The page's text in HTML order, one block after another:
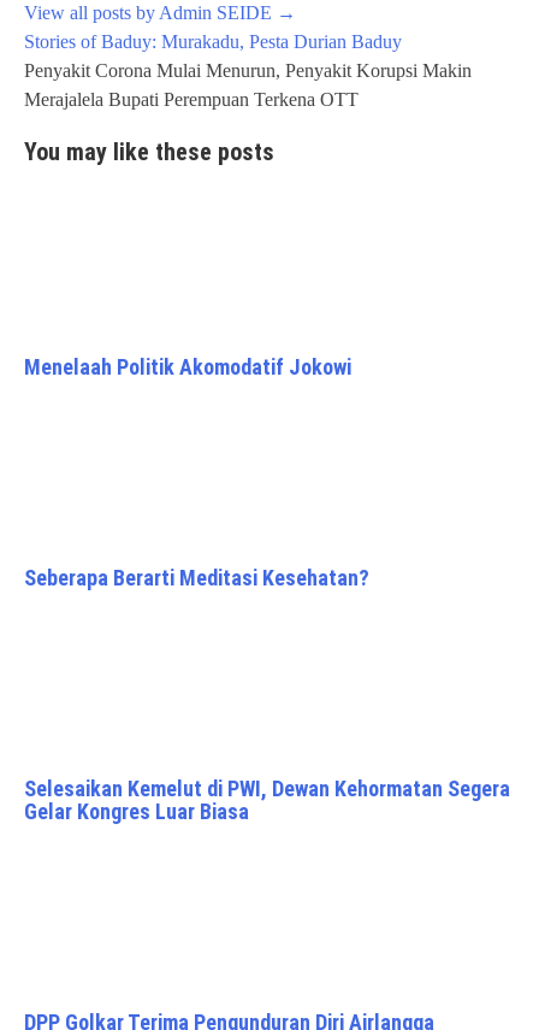
View all posts by Admin SEIDE →
Post
navigation
Stories of Baduy: Murakadu, Pesta Durian Baduy
Penyakit Corona Mulai Menurun, Penyakit Korupsi Makin
Merajalela Bupati Perempuan Terkena OTT
You may like these posts
Menelaah Politik Akomodatif Jokowi
Seberapa Berarti Meditasi Kesehatan?
Selesaikan Kemelut di PWI, Dewan Kehormatan Segera
Gelar Kongres Luar Biasa
DPP Golkar Terima Pengunduran Diri Airlangga